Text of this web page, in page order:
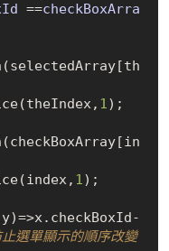
==checkBoxArra
[th
1);
[in
1);
選單顯示的順序改變